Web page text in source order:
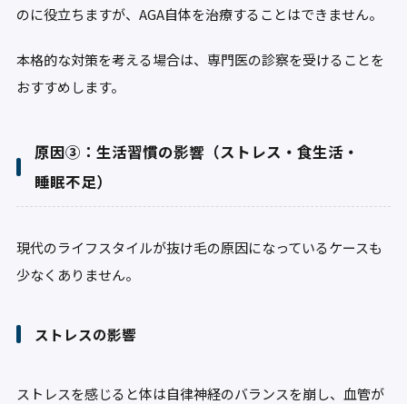
のに役立ちますが、AGA自体を治療することはできません。
本格的な対策を考える場合は、専門医の診察を受けることを
おすすめします。
原因③：生活習慣の影響（ストレス・食生活・
睡眠不足）
現代のライフスタイルが抜け毛の原因になっているケースも
少なくありません。
ストレスの影響
ストレスを感じると体は自律神経のバランスを崩し、血管が